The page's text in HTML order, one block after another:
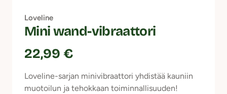
Loveline
Mini wand-vibraattori
22,99 €
Loveline-sarjan minivibraattori yhdistää kauniin
muotoilun ja tehokkaan toiminnallisuuden!